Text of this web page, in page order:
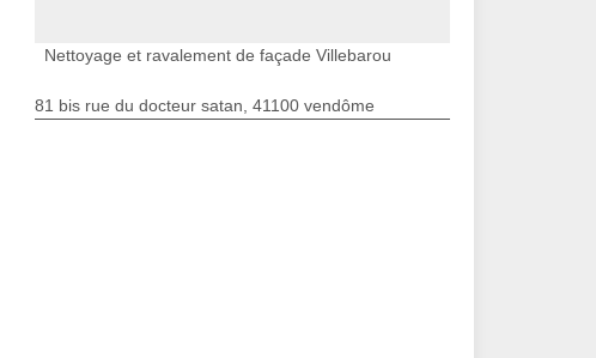
Nettoyage et ravalement de façade Villebarou
81 bis rue du docteur satan, 41100 vendôme